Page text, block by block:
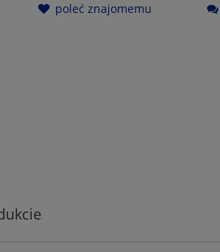
poleć znajomemu